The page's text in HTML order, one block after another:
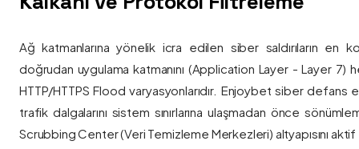
Ağ katmanlarına yönelik icra edilen siber saldırıların en
doğrudan uygulama katmanını (Application Layer - Layer 7)
HTTP/HTTPS Flood varyasyonlarıdır. Enjoybet siber
trafik dalgalarını sistem sınırlarına ulaşmadan önce
Scrubbing Center (Veri Temizleme Merkezleri) altyapısını